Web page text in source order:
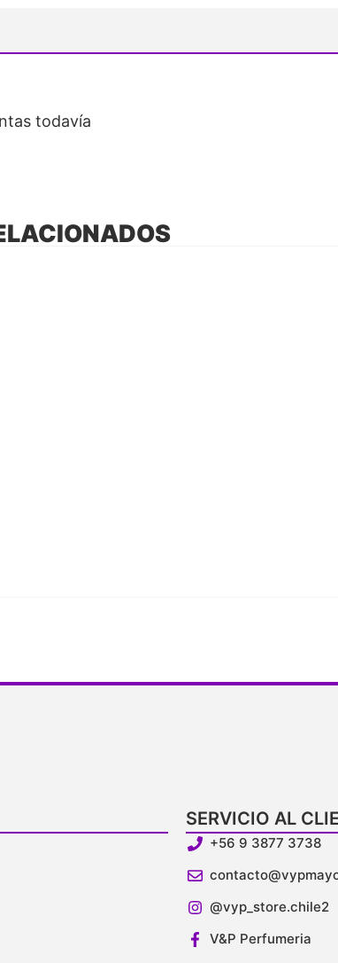
todavía
SERVICIO AL
+56 9 3877 3738
@vyp_store.chile2
V&P Perfumeria